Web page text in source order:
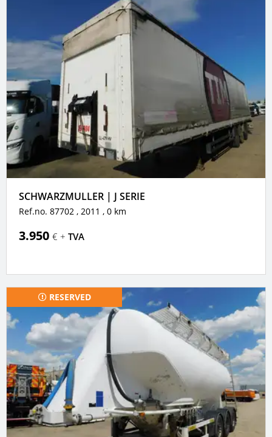
SCHWARZMULLER | J SERIE
Ref.no. 87702 , 2011 , 0 km
3.950 € + TVA
RESERVED